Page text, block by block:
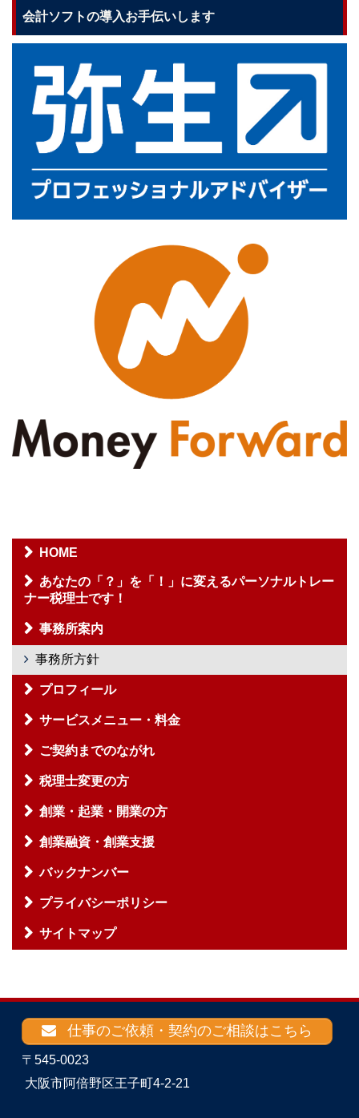
会計ソフトの導入お手伝いします
HOME
あなたの「？」を「！」に変えるパーソナルトレー
ナー税理士です！
事務所案内
事務所方針
プロフィール
サービスメニュー・料金
ご契約までのながれ
税理士変更の方
創業・起業・開業の方
創業融資・創業支援
バックナンバー
プライバシーポリシー
サイトマップ
仕事のご依頼・契約のご相談はこちら
〒545-0023
大阪市阿倍野区王子町4-2-21